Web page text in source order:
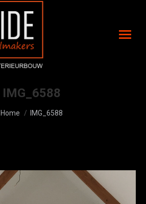
IMG_6588
Je bent hier:
Home IMG_6588